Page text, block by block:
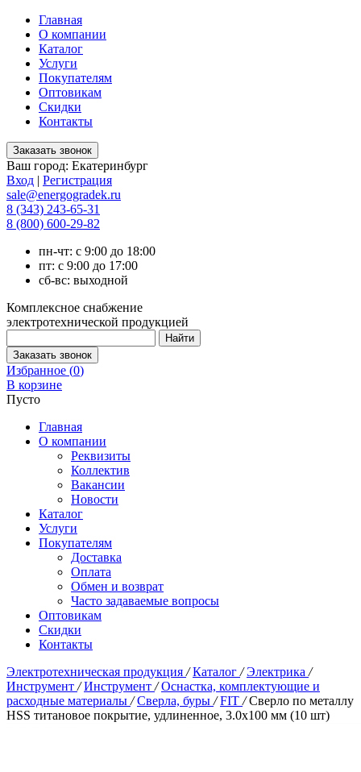
Главная
О компании
Каталог
Услуги
Покупателям
Оптовикам
Скидки
Контакты
Ваш город: Екатеринбург
Вход | Регистрация
sale@energogradek.ru
8 (343) 243-65-31
8 (800) 600-29-82
пн-чт: с 9:00 до 18:00
пт: с 9:00 до 17:00
сб-вс: выходной
Комплексное снабжение
электротехнической продукцией
Избранное (0)
В корзине
Пусто
Главная
О компании
Реквизиты
Коллектив
Вакансии
Новости
Каталог
Услуги
Покупателям
Доставка
Оплата
Обмен и возврат
Часто задаваемые вопросы
Оптовикам
Скидки
Контакты
Электротехническая продукция / Каталог / Электрика /
Инструмент / Инструмент / Оснастка, комплектующие и
расходные материалы / Сверла, буры / FIT / Сверло по металлу
HSS титановое покрытие, удлиненное, 3.0х100 мм (10 шт)